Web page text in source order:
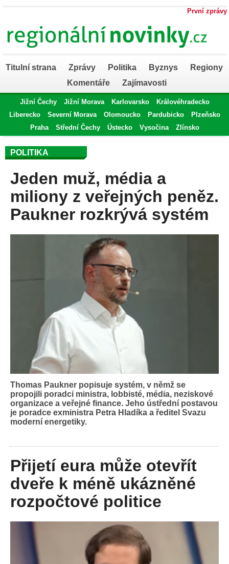
První zprávy
Titulní strana Zprávy Politika Byznys
Regiony
Komentáře
Zajímavosti
Jižní Čechy Jižní Morava Karlovarsko
Královéhradecko
Liberecko
Severní Morava Olomoucko Pardubicko
Plzeňsko
Praha
Střední Čechy Ústecko Vysočina Zlínsko
POLITIKA
Jeden muž, média a
miliony z veřejných peněz.
Paukner rozkrývá systém
Thomas Paukner popisuje systém, v němž se
propojili poradci ministra, lobbisté, média, neziskové
organizace a veřejné finance. Jeho ústřední postavou
je poradce exministra Petra Hladíka a ředitel Svazu
moderní energetiky.
Přijetí eura může otevřít
dveře k méně ukázněné
rozpočtové politice